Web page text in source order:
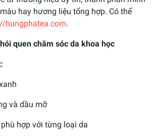
hay hương liệu tổng hợp. Có thể
hungphatea.com.
quen chăm sóc da khoa học
và dầu mỡ
hợp với từng loại da